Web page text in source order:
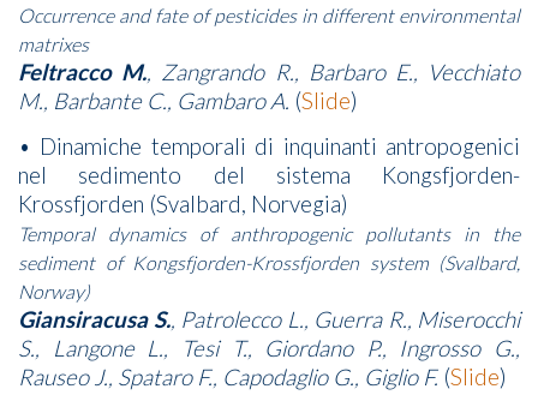
Occurrence and fate of pesticides in different environmental
matrixes
Feltracco M., Zangrando R., Barbaro E., Vecchiato
M., Barbante C., Gambaro A. (Slide)
• Dinamiche temporali di inquinanti antropogenici
nel sedimento del sistema Kongsfjorden-
Krossfjorden (Svalbard, Norvegia)
Temporal dynamics of anthropogenic pollutants in the
sediment of Kongsfjorden-Krossfjorden system (Svalbard,
Norway)
Giansiracusa S., Patrolecco L., Guerra R., Miserocchi
S., Langone L., Tesi T., Giordano P., Ingrosso G.,
Rauseo J., Spataro F., Capodaglio G., Giglio F. (Slide)